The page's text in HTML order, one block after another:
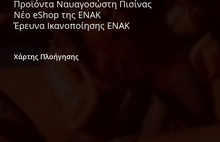
Προϊόντα Ναυαγοσώστη Πισίνας
Νέο eShop της ΕΝΑΚ
Έρευνα Ικανοποίησης ΕΝΑΚ
Χάρτης Πλοήγησης